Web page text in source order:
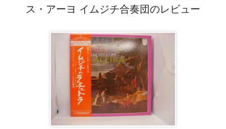
ス・アーヨ イムジチ合奏団のレビュー